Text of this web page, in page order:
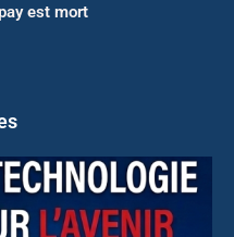
est mort